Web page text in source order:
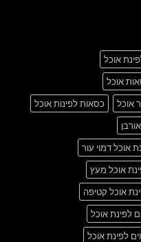
אוכל
אוכל
אוכל
כסאות לפינות אוכל
אוכל דמוי עור
אוכל מעץ
אוכל קטיפה
לפינת אוכל
לפינת אוכל